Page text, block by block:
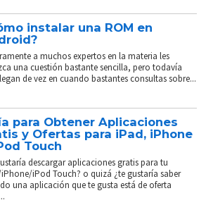
instalar una ROM en
a muchos expertos en la materia les
una cuestión bastante sencilla, pero todavía
de vez en cuando bastantes consultas sobre...
para Obtener Aplicaciones
y Ofertas para iPad, iPhone
Touch
descargar aplicaciones gratis para tu
iPod Touch? o quizá ¿te gustaría saber
una aplicación que te gusta está de oferta